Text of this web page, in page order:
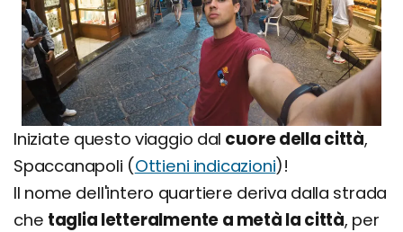
Iniziate questo viaggio dal cuore della città,
Spaccanapoli (Ottieni indicazioni)!
Il nome dell'intero quartiere deriva dalla strada
che taglia letteralmente a metà la città, per